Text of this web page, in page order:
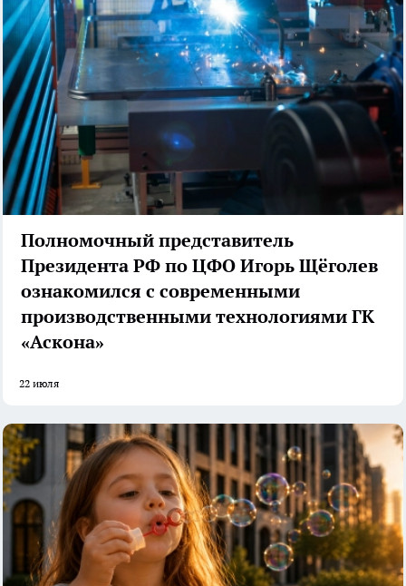
Полномочный представитель
Президента РФ по ЦФО Игорь Щёголев
ознакомился с современными
производственными технологиями ГК
«Аскона»
22 июля